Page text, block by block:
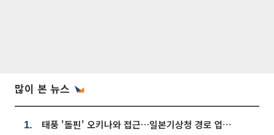
많이 본 뉴스
1. 태풍 '돌핀' 오키나와 접근…일본기상청 경로 업데이트